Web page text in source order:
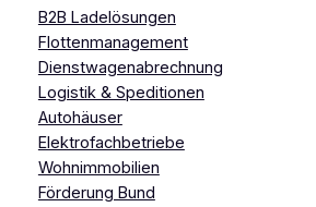
B2B Ladelösungen
Flottenmanagement
Dienstwagenabrechnung
Logistik & Speditionen
Autohäuser
Elektrofachbetriebe
Wohnimmobilien
Förderung Bund